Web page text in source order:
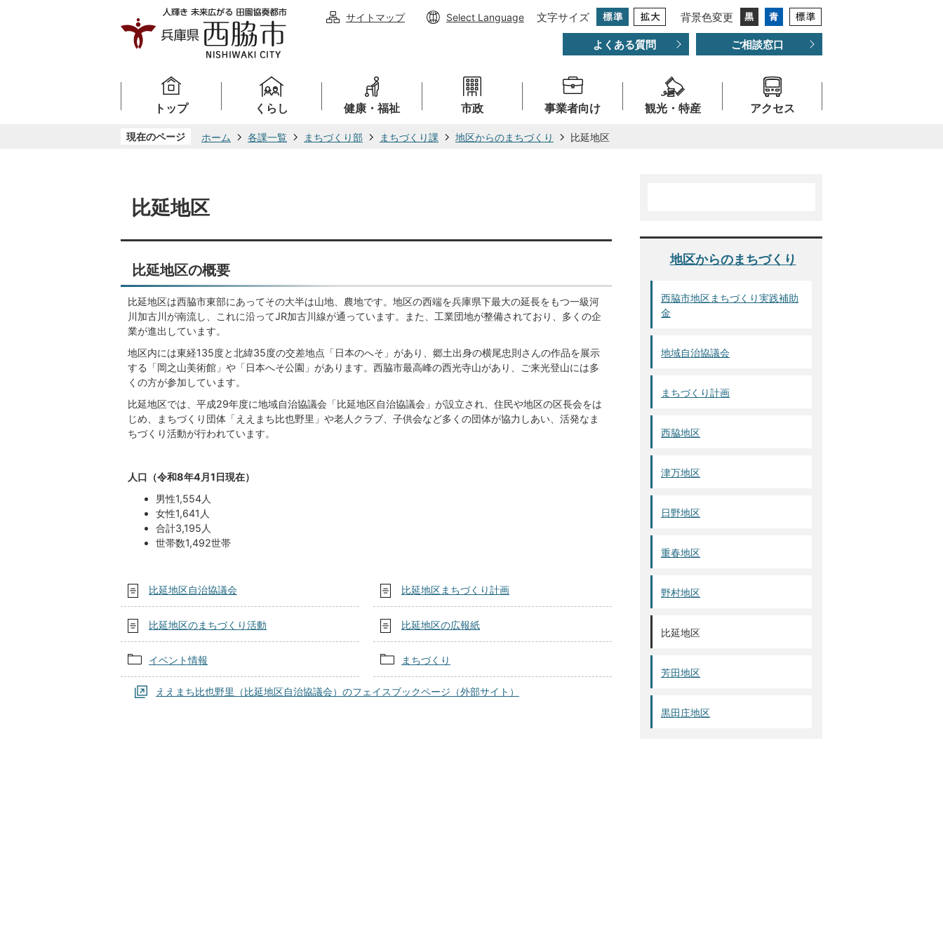
サイトマップ Select Language 文字サイズ 背景色変更
よくある質問 ご相談窓口
トップ くらし 健康・福祉 市政 事業者向け 観光・特産 アクセス
現在のページ ホーム 各課一覧 まちづくり部 まちづくり課 地区からのまちづくり 比延地区
比延地区
比延地区の概要
比延地区は西脇市東部にあってその大半は山地、農地です。地区の西端を兵庫県下最大の延長をもつ一級河
川加古川が南流し、これに沿ってJR加古川線が通っています。また、工業団地が整備されており、多くの企
業が進出しています。
地区内には東経135度と北緯35度の交差地点「日本のへそ」があり、郷土出身の横尾忠則さんの作品を展示
する「岡之山美術館」や「日本へそ公園」があります。西脇市最高峰の西光寺山があり、ご来光登山には多
くの方が参加しています。
比延地区では、平成29年度に地域自治協議会「比延地区自治協議会」が設立され、住民や地区の区長会をは
じめ、まちづくり団体「ええまち比也野里」や老人クラブ、子供会など多くの団体が協力しあい、活発なま
ちづくり活動が行われています。
人口（令和8年4月1日現在）
男性1,554人
女性1,641人
合計3,195人
世帯数1,492世帯
比延地区自治協議会 比延地区まちづくり計画
比延地区のまちづくり活動 比延地区の広報紙
イベント情報 まちづくり
ええまち比也野里（比延地区自治協議会）のフェイスブックページ（外部サイト）
地区からのまちづくり
西脇市地区まちづくり実践補助
金
地域自治協議会
まちづくり計画
西脇地区
津万地区
日野地区
重春地区
野村地区
比延地区
芳田地区
黒田庄地区